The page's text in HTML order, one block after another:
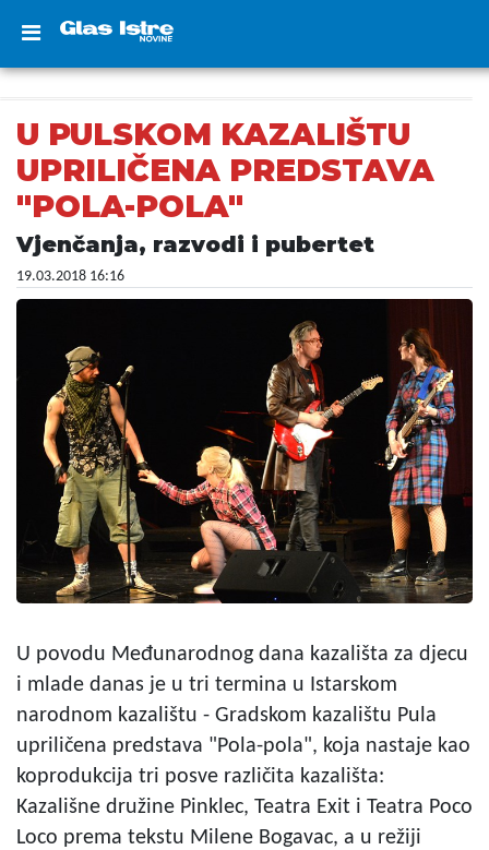
U PULSKOM KAZALIŠTU
UPRILIČENA PREDSTAVA
"POLA-POLA"
Vjenčanja, razvodi i pubertet
19.03.2018 16:16
U povodu Međunarodnog dana kazališta za djecu
i mlade danas je u tri termina u Istarskom
narodnom kazalištu - Gradskom kazalištu Pula
upriličena predstava "Pola-pola", koja nastaje kao
koprodukcija tri posve različita kazališta:
Kazališne družine Pinklec, Teatra Exit i Teatra Poco
Loco prema tekstu Milene Bogavac, a u režiji